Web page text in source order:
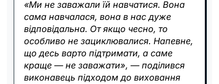
«Ми не заважали їй навчатися. Вона
сама навчалася, вона в нас дуже
відповідальна. От якщо чесно, то
особливо не зациклювалися. Напевне,
що десь варто підтримати, а саме
краще — не заважати», — поділився
виконавець підходом до виховання